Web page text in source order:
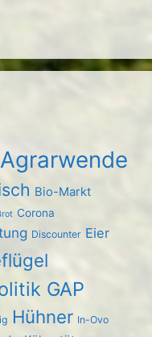
Agrarwende
Bio-Markt
Corona
Discounter Eier
GAP
Hühner In-Ovo